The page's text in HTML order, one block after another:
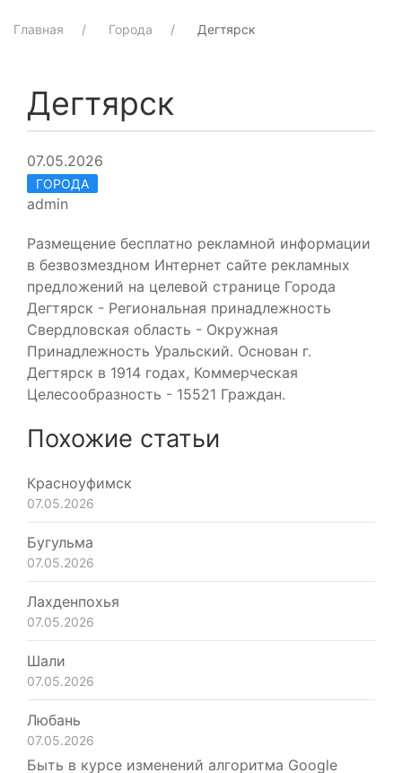
Главная Города Дегтярск
Дегтярск
07.05.2026
ГОРОДА
admin
Размещение бесплатно рекламной информации
в безвозмездном Интернет сайте рекламных
предложений на целевой странице Города
Дегтярск - Региональная принадлежность
Свердловская область - Окружная
Принадлежность Уральский. Основан г.
Дегтярск в 1914 годах, Коммерческая
Целесообразность - 15521 Граждан.
Похожие статьи
Красноуфимск
07.05.2026
Бугульма
07.05.2026
Лахденпохья
07.05.2026
Шали
07.05.2026
Любань
07.05.2026
Быть в курсе изменений алгоритма Google